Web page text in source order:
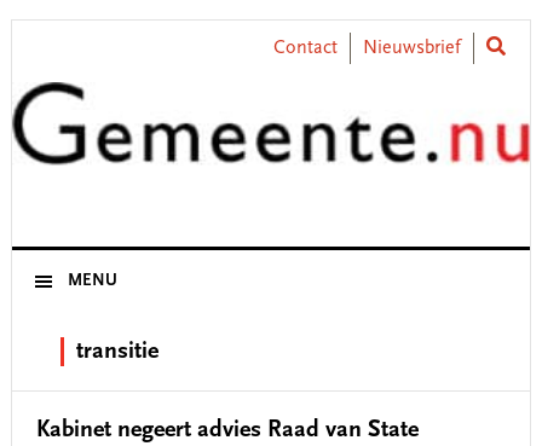
Skip
primary
navigation
Skip
content
Skip
primary
sidebar
Skip
footer
Contact Nieuwsbrief
MENU
transitie
Kabinet negeert advies Raad van State